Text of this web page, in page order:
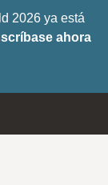
2026 ya está
ahora